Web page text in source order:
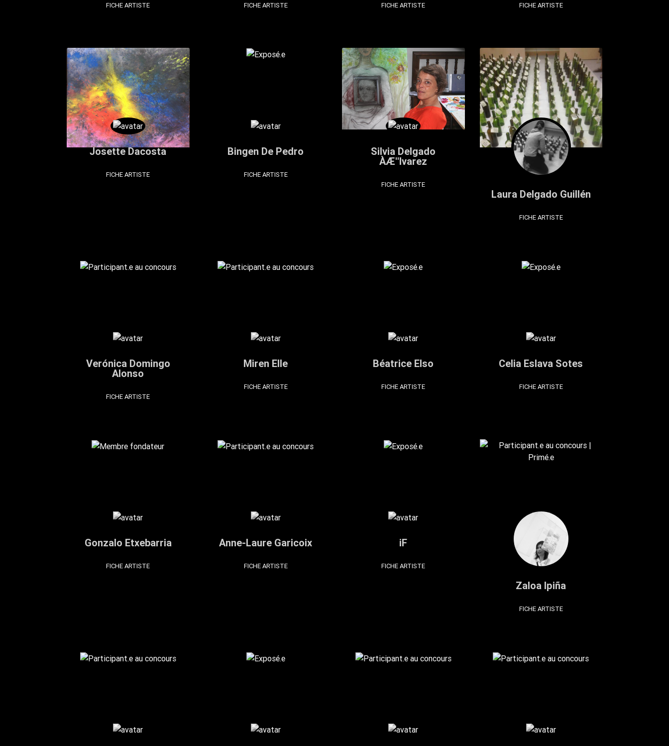
FICHE ARTISTE FICHE ARTISTE FICHE ARTISTE FICHE ARTISTE
Josette Dacosta
FICHE ARTISTE
Bingen De Pedro
FICHE ARTISTE
Silvia Delgado
ÀÆ''lvarez
FICHE ARTISTE
Laura Delgado Guillén
FICHE ARTISTE
Verónica Domingo
Alonso
FICHE ARTISTE
Miren Elle
FICHE ARTISTE
Béatrice Elso
FICHE ARTISTE
Celia Eslava Sotes
FICHE ARTISTE
Gonzalo Etxebarria
FICHE ARTISTE
Anne-Laure Garicoix
FICHE ARTISTE
iF
FICHE ARTISTE
Zaloa Ipiña
FICHE ARTISTE